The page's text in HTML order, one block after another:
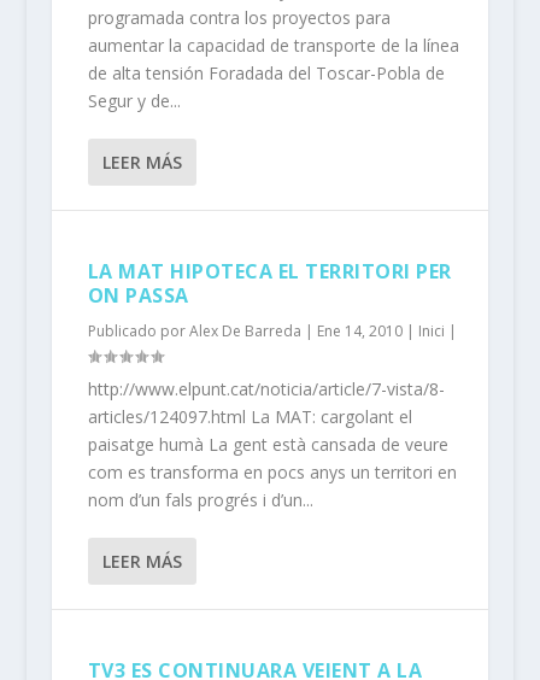
programada contra los proyectos para
aumentar la capacidad de transporte de la línea
de alta tensión Foradada del Toscar-Pobla de
Segur y de...
LEER MÁS
LA MAT HIPOTECA EL TERRITORI PER
ON PASSA
Publicado porAlex De Barreda | Ene 14, 2010| Inici |
http://www.elpunt.cat/noticia/article/7-vista/8-
articles/124097.html La MAT: cargolant el
paisatge humà La gent està cansada de veure
com es transforma en pocs anys un territori en
nom d’un fals progrés i d’un...
LEER MÁS
TV3 ES CONTINUARA VEIENT A LA